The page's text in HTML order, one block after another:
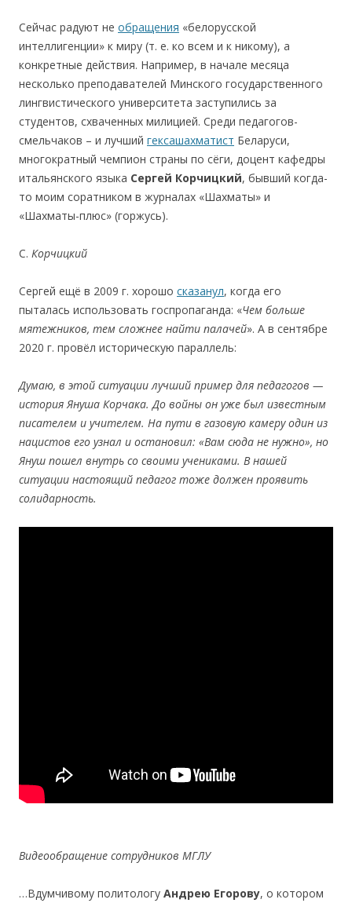
Сейчас радуют не обращения «белорусской
интеллигенции» к миру (т. е. ко всем и к никому), а
конкретные действия. Например, в начале месяца
несколько преподавателей Минского государственного
лингвистического университета заступились за
студентов, схваченных милицией. Среди педагогов-
смельчаков – и лучший гексашахматист Беларуси,
многократный чемпион страны по сёги, доцент кафедры
итальянского языка Сергей Корчицкий, бывший когда-
то моим соратником в журналах «Шахматы» и
«Шахматы-плюс» (горжусь).
С. Корчицкий
Cергей ещё в 2009 г. хорошо сказанул, когда его
пыталась использовать госпропаганда: «Чем больше
мятежников, тем сложнее найти палачей». А в сентябре
2020 г. провёл историческую параллель:
Думаю, в этой ситуации лучший пример для педагогов —
история Януша Корчака. До войны он уже был известным
писателем и учителем. На пути в газовую камеру один из
нацистов его узнал и остановил: «Вам сюда не нужно», но
Януш пошел внутрь со своими учениками. Внашей
ситуации настоящий педагог тоже должен проявить
солидарность.
Видеообращение сотрудников МГЛУ
…Вдумчивому политологу Андрею Егорову, о котором